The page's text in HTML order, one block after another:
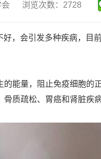
浏览次数：2728
会引发多种疾病，目
量，阻止免疫细胞的
质疏松、胃癌和肾脏疾病